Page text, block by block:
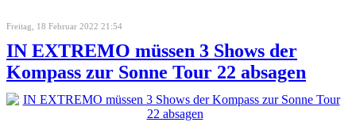
Freitag, 18 Februar 2022 21:54
IN EXTREMO müssen 3 Shows der
Kompass zur Sonne Tour 22 absagen